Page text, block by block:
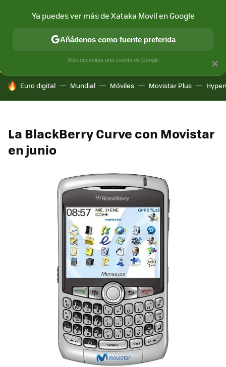
CONECTIVIDAD MÓVIL Y SOCIEDAD APLICACIONES
HOY SE HABLA DE
Euro digital Mundial Móviles Movistar Plus
La BlackBerry Curve con Movistar
en junio
×
Ya puedes ver más de Xataka Movil en Google
Añádenos como fuente preferida
Solo necesitas una cuenta de Google